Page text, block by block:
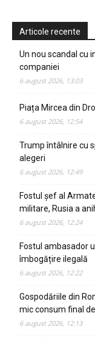
Articole recente
Un nou scandal cu
companiei
6 august 2026, 13:03
Piața Mircea din
6 august 2026, 12:54
Trump întâlnire cu
alegeri
6 august 2026, 12:49
Fostul șef al
militare, Rusia a
6 august 2026, 12:24
Fostul ambasador
îmbogățire ilegală
6 august 2026, 12:22
Gospodăriile din
mic consum final
6 august 2026, 12:13